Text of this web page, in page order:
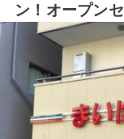
ン！オープン